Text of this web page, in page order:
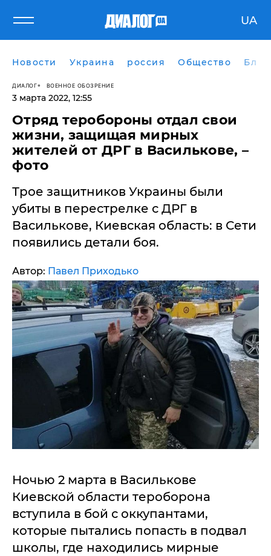
UA
Новости Украина россия Общество
ДИАЛОГ ВОЕННОЕ ОБОЗРЕНИЕ
3 марта 2022, 12:55
Отряд теробороны отдал свои
жизни, защищая мирных
жителей от ДРГ в Василькове, –
фото
Трое защитников Украины были
убиты в перестрелке с ДРГ в
Василькове, Киевская область: в Сети
появились детали боя.
Автор: Павел Приходько
Ночью 2 марта в Василькове
Киевской области тероборона
вступила в бой с оккупантами,
которые пытались попасть в подвал
школы, где находились мирные